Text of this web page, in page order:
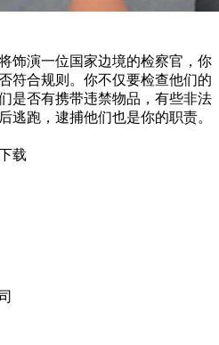
饰演一位国家边境的检察官，你
符合规则。你不仅要检查他们的
是否有携带违禁物品，有些非法
逃跑，逮捕他们也是你的职责。
载